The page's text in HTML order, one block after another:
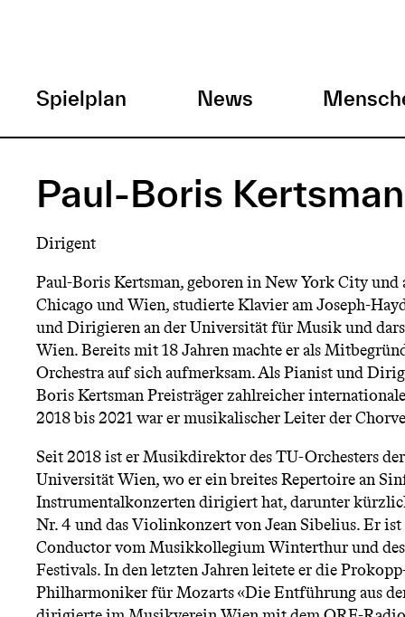
H
a
u
p
t
m
e
n
ü
Spielplan News
Paul-Boris Kertsman
Dirigent
Paul-Boris Kertsman, geboren in New York City und
Chicago und Wien, studierte Klavier am Joseph-
und Dirigieren an der Universität für Musik und
Wien. Bereits mit 18 Jahren machte er als
Orchestra auf sich aufmerksam. Als Pianist und
Boris Kertsman Preisträger zahlreicher
2018 bis 2021 war er musikalischer Leiter der
Seit 2018 ist er Musikdirektor des TU-Orchesters
Universität Wien, wo er ein breites Repertoire an
Instrumentalkonzerten dirigiert hat, darunter
Nr. 4 und das Violinkonzert von Jean Sibelius. Er
Conductor vom Musikkollegium Winterthur und
Festivals. In den letzten Jahren leitete er die
Philharmoniker für Mozarts «Die Entführung aus